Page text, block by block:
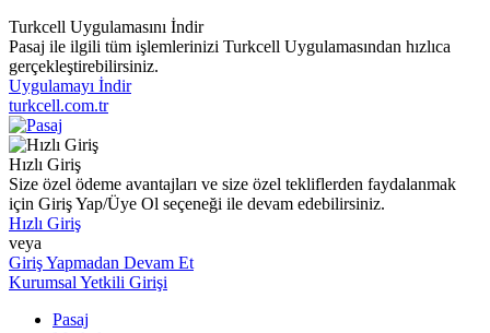
Turkcell Uygulamasını İndir
Pasaj ile ilgili tüm işlemlerinizi Turkcell Uygulamasından hızlıca
gerçekleştirebilirsiniz.
Uygulamayı İndir
turkcell.com.tr
Hızlı Giriş
Size özel ödeme avantajları ve size özel tekliflerden faydalanmak
için Giriş Yap/Üye Ol seçeneği ile devam edebilirsiniz.
Hızlı Giriş
veya
Giriş Yapmadan Devam Et
Kurumsal Yetkili Girişi
Pasaj